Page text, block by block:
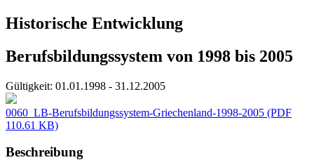
Historische Entwicklung
Berufsbildungssystem von 1998 bis 2005
Gültigkeit: 01.01.1998 - 31.12.2005
0060_LB-Berufsbildungssystem-Griechenland-1998-2005 (PDF
110.61 KB)
Beschreibung